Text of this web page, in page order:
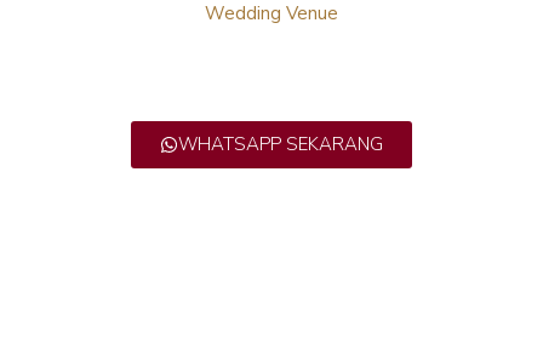
Wedding Venue
WHATSAPP SEKARANG